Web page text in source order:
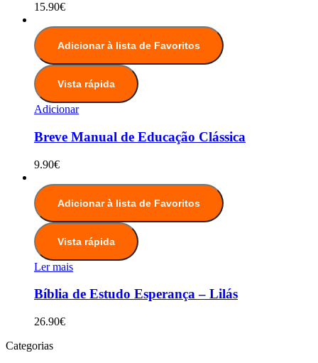
15.90€
Adicionar à lista de Favoritos
Vista rápida
Adicionar
Breve Manual de Educação Clássica
9.90€
Adicionar à lista de Favoritos
Vista rápida
Ler mais
Bíblia de Estudo Esperança – Lilás
26.90€
Categorias